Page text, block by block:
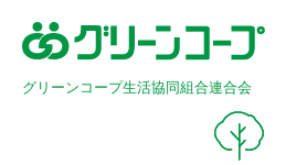
グリーンコープ生活協同組合連合会